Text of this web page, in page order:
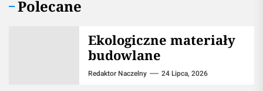
Polecane
Ekologiczne materiały
budowlane
Redaktor Naczelny 24 Lipca, 2026